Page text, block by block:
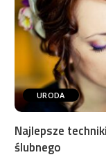
URODA
Najlepsze
ślubnego